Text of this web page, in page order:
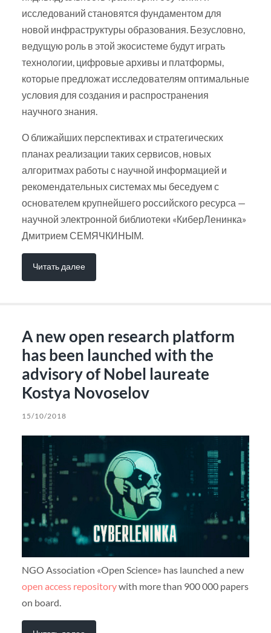
исследований становятся фундаментом для
новой инфраструктуры образования. Безусловно,
ведущую роль в этой экосистеме будут играть
технологии, цифровые архивы и платформы,
которые предложат исследователям оптимальные
условия для создания и распространения
научного знания.
О ближайших перспективах и стратегических
планах реализации таких сервисов, новых
алгоритмах работы с научной информацией и
рекомендательных системах мы беседуем с
основателем крупнейшего российского ресурса —
научной электронной библиотеки «КиберЛенинка»
Дмитрием СЕМЯЧКИНЫМ.
Читать далее
A new open research platform
has been launched with the
advisory of Nobel laureate
Kostya Novoselov
15/10/2018
NGO Association «Open Science» has launched a new
open access repositorywith more than 900 000 papers
on board.